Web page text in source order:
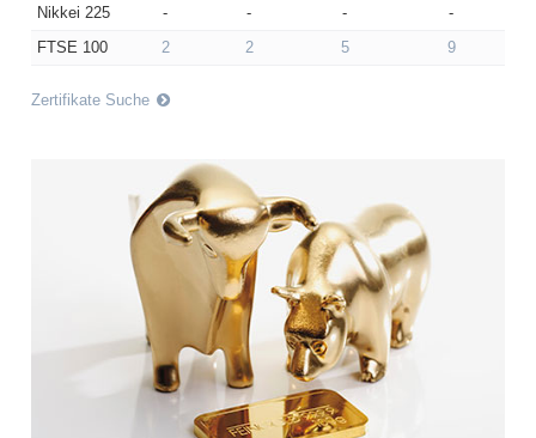
Nikkei 225
FTSE 100
Nikkei 225 - - -
-
FTSE 100
2 2 5 9
Zertifikate Suche